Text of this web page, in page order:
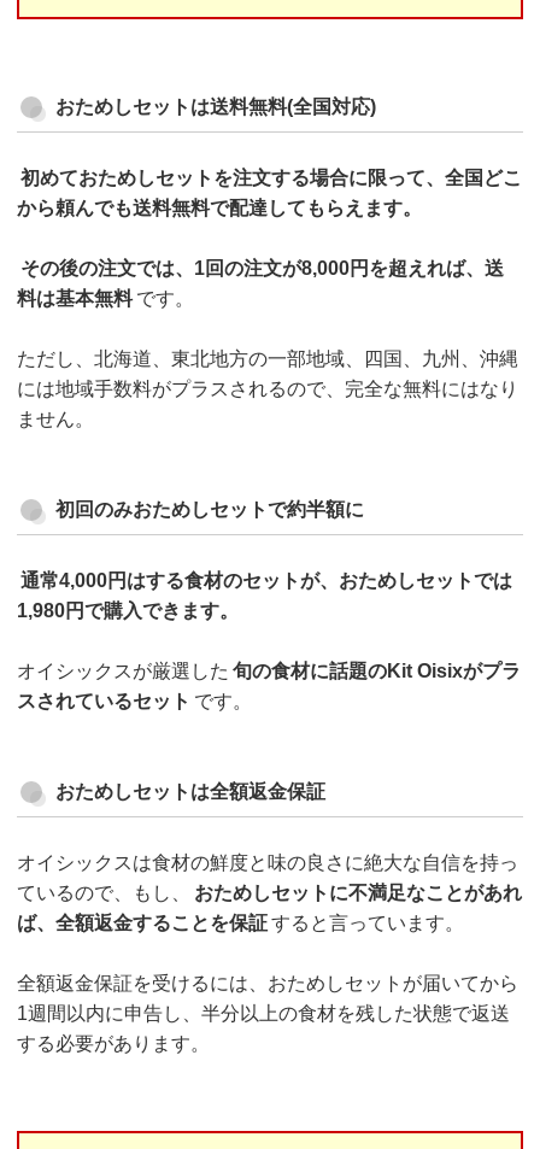
おためしセットは送料無料(全国対応)
初めておためしセットを注文する場合に限って、全国どこ
から頼んでも送料無料で配達してもらえます。
その後の注文では、1回の注文が8,000円を超えれば、送
料は基本無料 です。
ただし、北海道、東北地方の一部地域、四国、九州、沖縄
には地域手数料がプラスされるので、完全な無料にはなり
ません。
初回のみおためしセットで約半額に
通常4,000円はする食材のセットが、おためしセットでは
1,980円で購入できます。
オイシックスが厳選した 旬の食材に話題のKit Oisixがプラ
スされているセット です。
おためしセットは全額返金保証
オイシックスは食材の鮮度と味の良さに絶大な自信を持っ
ているので、もし、
おためしセットに不満足なことがあれ
ば、全額返金することを保証すると言っています。
全額返金保証を受けるには、おためしセットが届いてから
1週間以内に申告し、半分以上の食材を残した状態で返送
する必要があります。